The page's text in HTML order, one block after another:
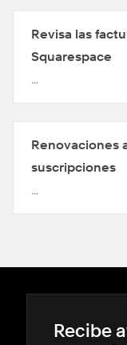
Revisa las
Squarespace
...
Renovaciones
suscripciones
...
Recibe